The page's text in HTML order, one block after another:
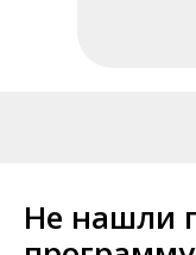
Не нашли